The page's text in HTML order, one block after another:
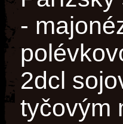
-
2dcl
tyčovým